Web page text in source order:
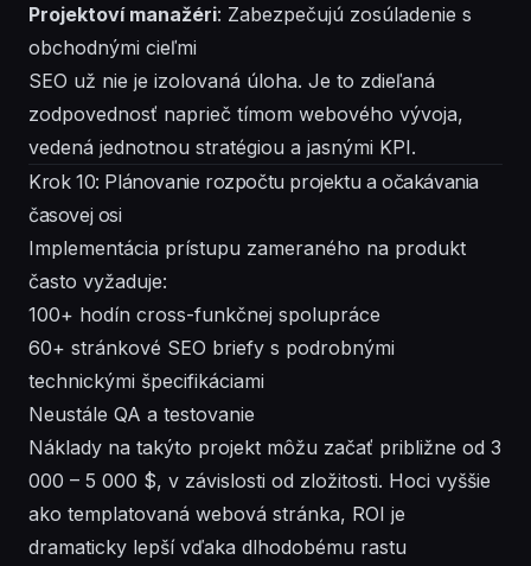
Projektoví manažéri: Zabezpečujú zosúladenie s
obchodnými cieľmi
SEO už nie je izolovaná úloha. Je to zdieľaná
zodpovednosť naprieč tímom webového vývoja,
vedená jednotnou stratégiou a jasnými KPI.
Krok 10: Plánovanie rozpočtu projektu a očakávania
časovej osi
Implementácia prístupu zameraného na produkt
často vyžaduje:
100+ hodín cross-funkčnej spolupráce
60+ stránkové SEO briefy s podrobnými
technickými špecifikáciami
Neustále QA a testovanie
Náklady na takýto projekt môžu začať približne od 3
000 – 5 000 $, v závislosti od zložitosti. Hoci vyššie
ako templatovaná webová stránka, ROI je
dramaticky lepší vďaka dlhodobému rastu